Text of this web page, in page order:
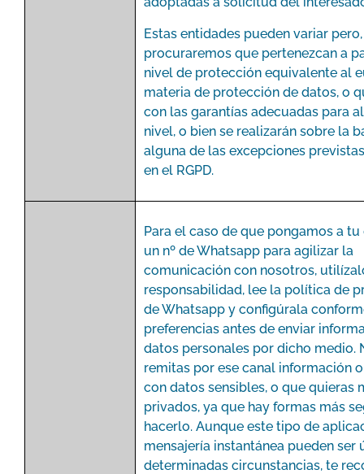
Estas entidades pueden variar pero,
procuraremos que pertenezcan a
nivel de protección equivalente al
materia de protección de datos, o
con las garantías adecuadas para
nivel, o bien se realizarán sobre la
alguna de las excepciones
en el RGPD.
Para el caso de que pongamos a
un nº de Whatsapp para agilizar la
comunicación con nosotros,
responsabilidad, lee la política de
de Whatsapp y configúrala
preferencias antes de enviar
datos personales por dicho medio.
remitas por ese canal información
con datos sensibles, o que quieras
privados, ya que hay formas más
hacerlo. Aunque este tipo de
mensajería instantánea pueden ser
determinadas circunstancias, te